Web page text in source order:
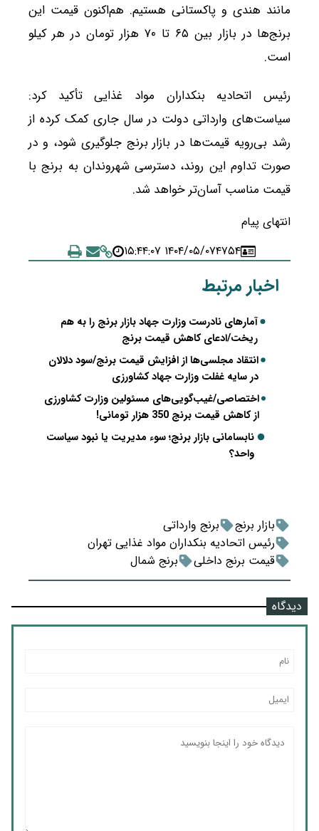
مانند هندی و پاکستانی هستیم. هم‌اکنون قیمت این
برنج‌ها در بازار بین ۶۵ تا ۷۰ هزار تومان در هر کیلو
است.
رئیس اتحادیه بنکداران مواد غذایی تأکید کرد:
سیاست‌های وارداتی دولت در سال جاری کمک کرده از
رشد بی‌رویه قیمت‌ها در بازار برنج جلوگیری شود، و در
صورت تداوم این روند، دسترسی شهروندان به برنج با
قیمت مناسب آسان‌تر خواهد شد.
انتهای پیام
۴۷۵۴۱۴۰۴/۰۵/۰۷ ۱۵:۴۴:۰۷
اخبار مرتبط
آمارهای نادرست وزارت جهاد بازار برنج را به هم
ریخت/ادعای کاهش قیمت برنج
انتقاد مجلسی‌ها از افزایش قیمت برنج/سود دلالان
در سایه غفلت وزارت جهاد کشاورزی
اختصاصی/غیب‌گویی‌های مسئولین وزارت کشاورزی
از کاهش قیمت برنج 350 هزار تومانی!
نابسامانی بازار برنج؛ سوء مدیریت یا نبود سیاست
واحد؟
بازار برنج
برنج وارداتی
رئیس اتحادیه بنکداران مواد غذایی تهران
قیمت برنج داخلی
برنج شمال
دیدگاه